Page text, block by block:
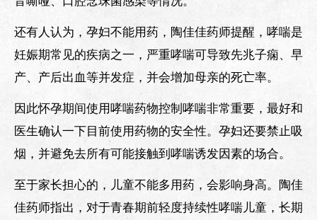
还有人认为，孕妇不能用药，陶佳佳药师提醒，哮喘是
妊娠期常见的疾病之一，严重哮喘可导致先兆子痫、早
产、产后出血等并发症，并会增加母亲的死亡率。
因此怀孕期间使用哮喘药物控制哮喘非常重要，最好和
医生确认一下目前使用药物的安全性。孕妇还要禁止吸
烟，并避免去所有可能接触到哮喘诱发因素的场合。
至于家长担心的，儿童不能多用药，会影响身高。陶佳
佳药师指出，对于青春期前轻度持续性哮喘儿童，长期